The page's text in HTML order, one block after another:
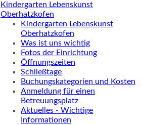
Kindergarten Lebenskunst
Oberhatzkofen
Kindergarten Lebenskunst
Oberhatzkofen
Was ist uns wichtig
Fotos der Einrichtung
Öffnungszeiten
Schließtage
Buchungskategorien und Kosten
Anmeldung für einen
Betreuungsplatz
Aktuelles - Wichtige
Informationen